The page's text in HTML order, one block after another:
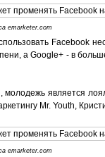
emarketer.com
Facebook
а Google+ - в
является
Mr. Youth,
emarketer.com